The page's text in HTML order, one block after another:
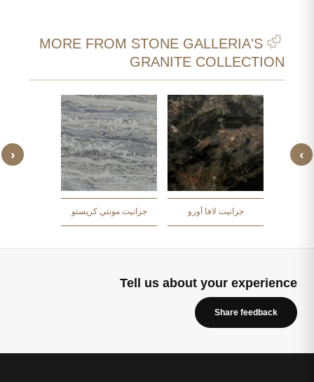
MORE FROM STONE GALLERIA'S
GRANITE COLLECTION
‹
جرانيت لافا أورو جرانيت مونتي كريستو
›
Tell us about your experience
Share feedback